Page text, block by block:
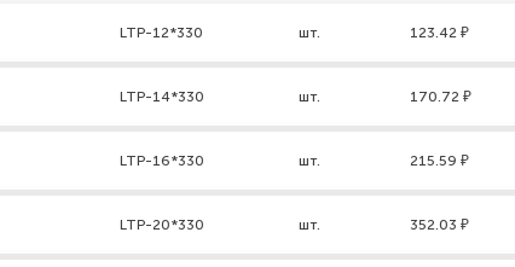
LTP-12*330 шт. 123.42 ₽
LTP-14*330 шт. 170.72 ₽
LTP-16*330 шт. 215.59 ₽
LTP-20*330 шт. 352.03 ₽